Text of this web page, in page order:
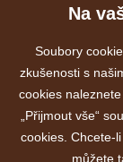
Na
Soubory
zkušenosti s
cookies
„Přijmout vše“
cookies. Chcete-
můžete